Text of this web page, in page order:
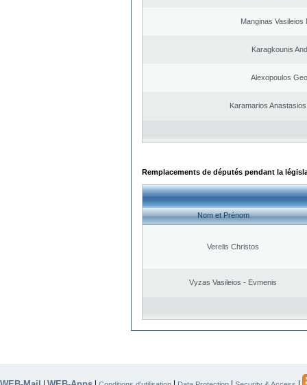
Manginas Vasileios
Karagkounis
Alexopoulos
Karamarios
Remplacements de députés pendant la
Nom et Prénom
Verelis Christos
Vyzas Vasileios - Evmenis
| | | | |